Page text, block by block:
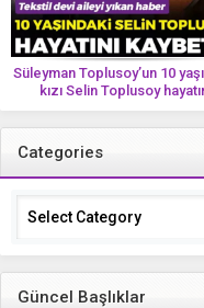
Süleyman Toplusoy’un 10
kızı Selin Toplusoy
kaybetti! ‘Ah dünya güzeli
Categories
Categories
Güncel Başlıklar